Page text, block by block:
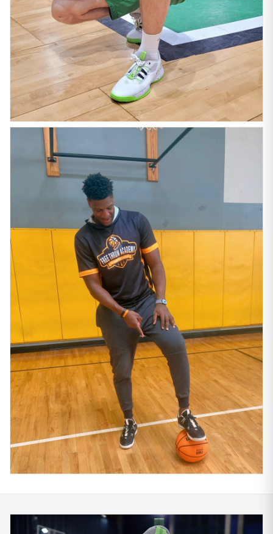
LNB PRO A
THOMAS CORNELY
Joueur professionnel LNB
« Les Suspended Low m’ont accompagné toute la saison.
Légèreté et maintien au rendez-vous. »
ÉQUIPE DE FRANCE
YAKOUBA DIAWARA
Ancien joueur Équipe de France · Coach